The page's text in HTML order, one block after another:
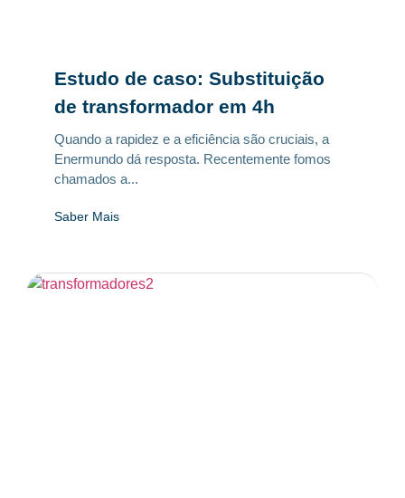
Estudo de caso: Substituição
de transformador em 4h
Quando a rapidez e a eficiência são cruciais, a
Enermundo dá resposta. Recentemente fomos
chamados a...
Saber Mais